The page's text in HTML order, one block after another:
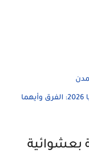
مقارنة الرواتب بين إسبانيا وألمانيا 2026: الفرق وأيهما
بعشوائية